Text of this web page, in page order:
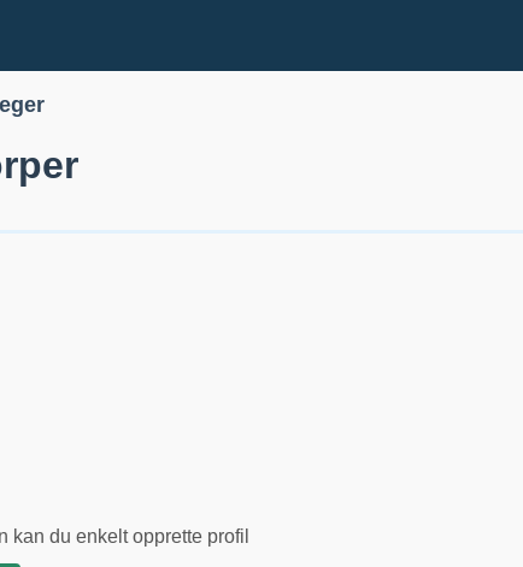
kan du enkelt opprette profil